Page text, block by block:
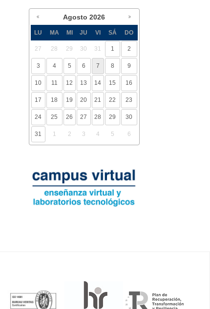
Agosto 2026
LU MA MI JU VI SÁ DO
27 28 29 30 31 1 2
3 4 5 6 7 8 9
10 11 12 13 14 15 16
17 18 19 20 21 22 23
24 25 26 27 28 29 30
31 1 2 3 4 5 6